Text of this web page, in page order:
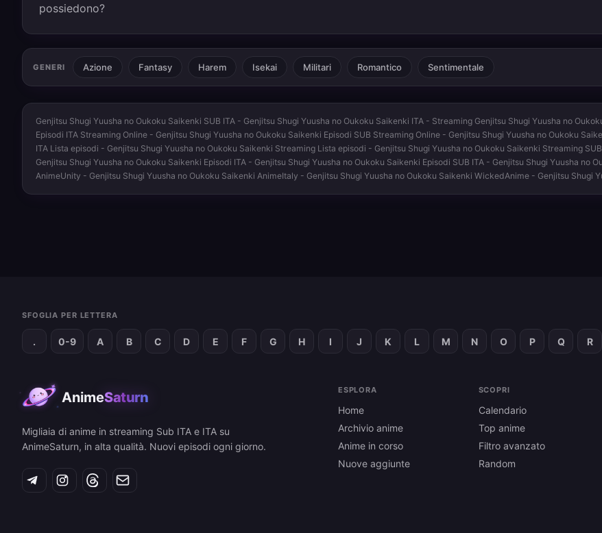
possiedono?
GENERI Azione Fantasy Harem Isekai Militari Romantico Sentimentale
Genjitsu Shugi Yuusha no Oukoku Saikenki SUB ITA - Genjitsu Shugi Yuusha no Oukoku Saikenki ITA - Streaming Genjitsu Shugi Yuusha no
Episodi ITA Streaming Online - Genjitsu Shugi Yuusha no Oukoku Saikenki Episodi SUB Streaming Online - Genjitsu Shugi Yuusha no Oukoku
ITA Lista episodi - Genjitsu Shugi Yuusha no Oukoku Saikenki Streaming Lista episodi - Genjitsu Shugi Yuusha no Oukoku Saikenki Streaming
Genjitsu Shugi Yuusha no Oukoku Saikenki Episodi ITA - Genjitsu Shugi Yuusha no Oukoku Saikenki Episodi SUB ITA - Genjitsu Shugi Yuusha no
AnimeUnity - Genjitsu Shugi Yuusha no Oukoku Saikenki AnimeItaly - Genjitsu Shugi Yuusha no Oukoku Saikenki WickedAnime - Genjitsu Shugi
SFOGLIA PER LETTERA
. 0-9 A B C D E F G H I J K L M N O P Q R
AnimeSaturn
Migliaia di anime in streaming Sub ITA e ITA su
AnimeSaturn, in alta qualità. Nuovi episodi ogni giorno.
ESPLORA
Home
Archivio anime
Anime in corso
Nuove aggiunte
SCOPRI
Calendario
Top anime
Filtro avanzato
Random